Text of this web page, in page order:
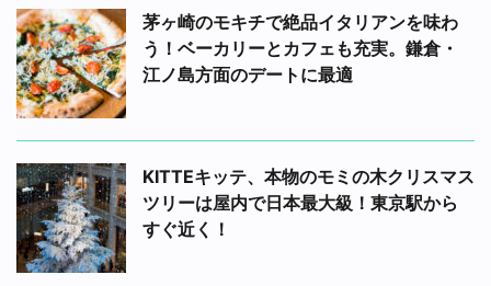
茅ヶ崎のモキチで絶品イタリアンを味わ
う！ベーカリーとカフェも充実。鎌倉・
江ノ島方面のデートに最適
KITTEキッテ、本物のモミの木クリスマス
ツリーは屋内で日本最大級！東京駅から
すぐ近く！